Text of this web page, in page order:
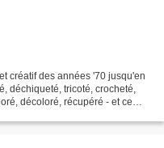
créatif des années '70 jusqu'en
déchiqueté, tricoté, crocheté,
décoloré, récupéré - et ce